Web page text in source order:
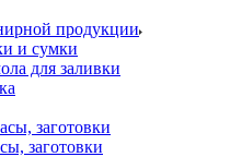
продукции
и сумки
для заливки
заготовки
заготовки